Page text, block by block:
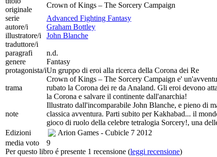
originale
Crown of Kings – The Sorcery Campaign
serie
Advanced Fighting Fantasy
autore/i
Graham Bottley
illustratore/i
John Blanche
traduttore/i
paragrafi
n.d.
genere
Fantasy
protagonista/iUn gruppo di eroi alla ricerca della Corona dei Re
trama
Crown of Kings – The Sorcery Campaign e'
rubato la Corona dei re da Analand. Gli eroi devono
la Corona e salvare il continente dall'anarchia!
note
Illustrato dall'incomparabile John Blanche, e pieno di
classica avventura. Parti subito per Kakhabad... il
gioco di ruolo della celebre tetralogia Sorcery!, una
Edizioni
Arion Games - Cubicle 7 2012
media voto
9
Per questo libro é presente 1 recensione (leggi recensione)